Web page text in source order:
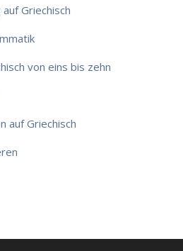
Griechisch
von eins bis zehn
auf Griechisch